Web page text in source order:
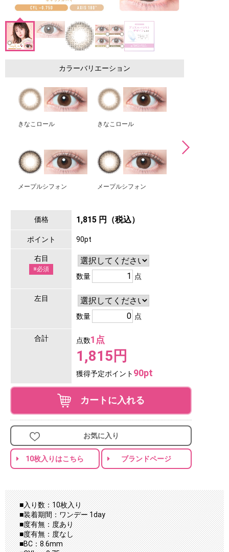
カラーバリエーション
きなこロール きなこロール
メープルシフォン メープルシフォン
価格 1,815 円（税込）
ポイント 90pt
右目
※必須
数量 点
左目
数量 点
合計 点数1点
1,815円
獲得予定ポイント 90pt
カートに入れる
お気に入り
10枚入りはこちら ブランドページ
■入り数：10枚入り
■装着期間：ワンデー 1day
■度有無：度あり
■度有無：度なし
■BC：8.6mm